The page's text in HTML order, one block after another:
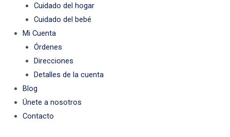
Cuidado del hogar
Cuidado del bebé
Mi Cuenta
Órdenes
Direcciones
Detalles de la cuenta
Blog
Únete a nosotros
Contacto